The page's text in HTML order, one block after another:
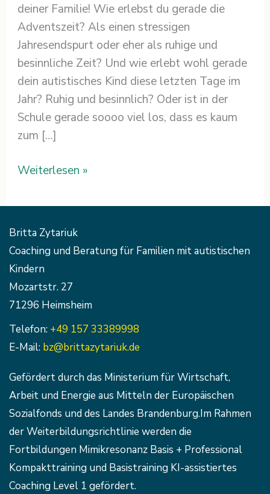
deiner Familie! Wie erlebst du gerade die
Adventszeit? Als einen stressigen
Jahresendspurt oder eher als ruhige und
besinnliche Zeit? Und wie erlebt wohl gerade
dein autistisches Kind diese letzten Tage im
Jahr? Ruhig und besinnlich? Oder ist in der
Schule gerade soooo viel los, dass es kaum
zum […]
Weiterlesen »
Britta Zytariuk
Coaching und Beratung für Familien mit autistischen
Kindern
Mozartstr. 27
71296 Heimsheim
Telefon: +49 157 33389998
E-Mail: bz@brittazytariuk.de
Gefördert durch das Ministerium für Wirtschaft,
Arbeit und Energie aus Mitteln der Europäischen
Sozialfonds und des Landes Brandenburg.Im Rahmen
der Weiterbildungsrichtlinie werden die
Fortbildungen Mimikresonanz Basis + Professional
Kompakttraining und Basistraining KI-assistiertes
Coaching Level 1 gefördert.